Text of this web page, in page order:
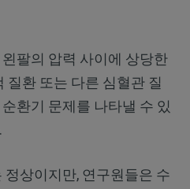
팔의 압력 사이에 상당한
질환 또는 다른 심혈관 질
환기 문제를 나타낼 수 있
상이지만, 연구원들은 수